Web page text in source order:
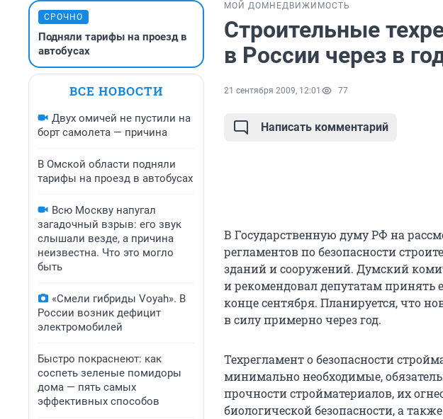
СРОЧНО
Подняли тарифы на проезд в
автобусах
ВСЕ НОВОСТИ
Двух омичей не пустили на
борт самолета — причина
В Омской области подняли
тарифы на проезд в автобусах
Всю Москву напугал
загадочный взрыв: его звук
слышали везде, а причина
неизвестна. Что это могло
быть
«Смели гибриды Voyah». В
России возник дефицит
электромобилей
Быстро покраснеют: как
соспеть зеленые помидоры
дома — пять самых
эффективных способов
МОЙ ДОМ НЕДВИЖИМОСТЬ
Строительные
в России через в
21 сентября 2009, 12:01 77
Написать комментарий
В Государственную думу РФ на
регламентов по безопасности
зданий и сооружений. Думский
и рекомендовал депутатам принять
конце сентября. Планируется, что
в силу примерно через год.
Техрегламент о безопасности
минимально необходимые,
прочности стройматериалов, их
биологической безопасности, а